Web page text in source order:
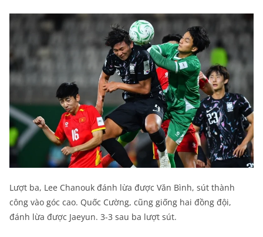
Lượt ba, Lee Chanouk đánh lừa được Văn Bình, sút thành
công vào góc cao. Quốc Cường, cũng giống hai đồng đội,
đánh lừa được Jaeyun. 3-3 sau ba lượt sút.